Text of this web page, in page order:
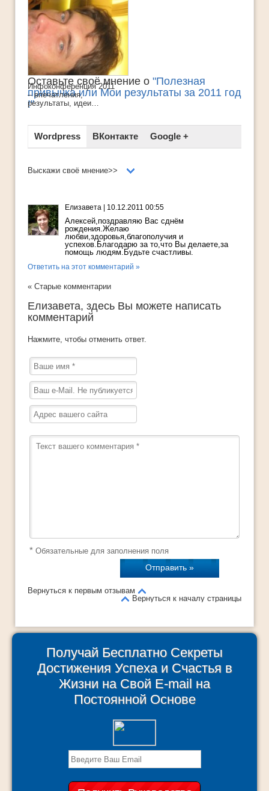
Инфоконференция 2011
– впечатления,
результаты, идеи…
Оставьте своё мнение о "Полезная
привычка или Мои результаты за 2011 год
!"
Wordpress ВКонтакте Google +
Выскажи своё мнение>>
Елизавета 10.12.2011 00:55
Алексей,поздравляю Вас сднём
рождения.Желаю
любви,здоровья,благополучия и
успехов.Благодарю за то,что Вы делаете,за
помощь людям.Будьте счастливы.
Ответить на этот комментарий »
« Старые комментарии
Елизавета, здесь Вы можете написать
комментарий
Нажмите, чтобы отменить ответ.
* Обязательные для заполнения поля
Вернуться к первым отзывам
Вернуться к началу страницы
Получай Бесплатно Секреты
Достижения Успеха и Счастья в
Жизни на Свой E-mail на
Постоянной Основе